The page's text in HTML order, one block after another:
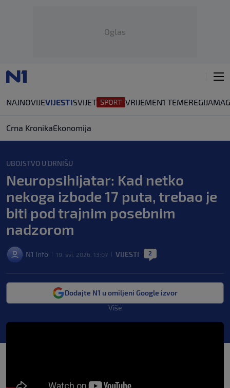
Oglas
NAJNOVIJEVIJESTISVIJET VRIJEMEN1 TEMEREGIJA
Crna KronikaEkonomija
UBOJSTVO U DRNIŠU
Neuropsihijatar: Kad netko
nekoga izbode 17 puta, trebao je
biti pod trajnim posebnim
nadzorom
N1 Info 19. svi. 2026. 13:07 VIJESTI 2
Dodajte N1 u omiljeni Google izvor
Više